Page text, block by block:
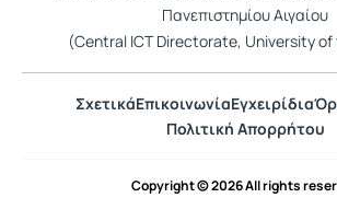
Πανεπιστημίου Αιγαίου
(Central ICT Directorate, University of
ΣχετικάΕπικοινωνίαΕγχειρίδια
Πολιτική Απορρήτου
Copyright © 2026 All rights